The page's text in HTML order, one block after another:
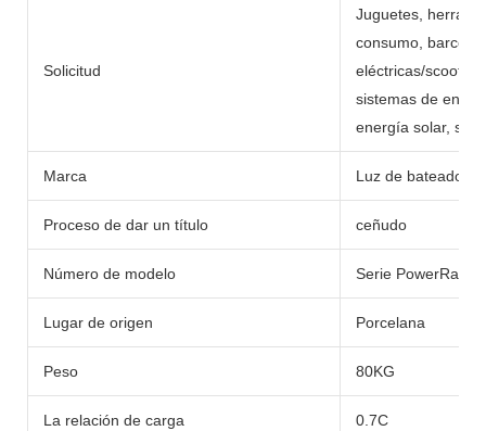
Solicitud
Juguetes,
consumo, barcos,
eléctricas/
sistemas de
energía solar,
Marca Luz de bateador
Proceso de dar un título ceñudo
Número de modelo Serie PowerRack
Lugar de origen Porcelana
Peso 80KG
La relación de carga 0.7C